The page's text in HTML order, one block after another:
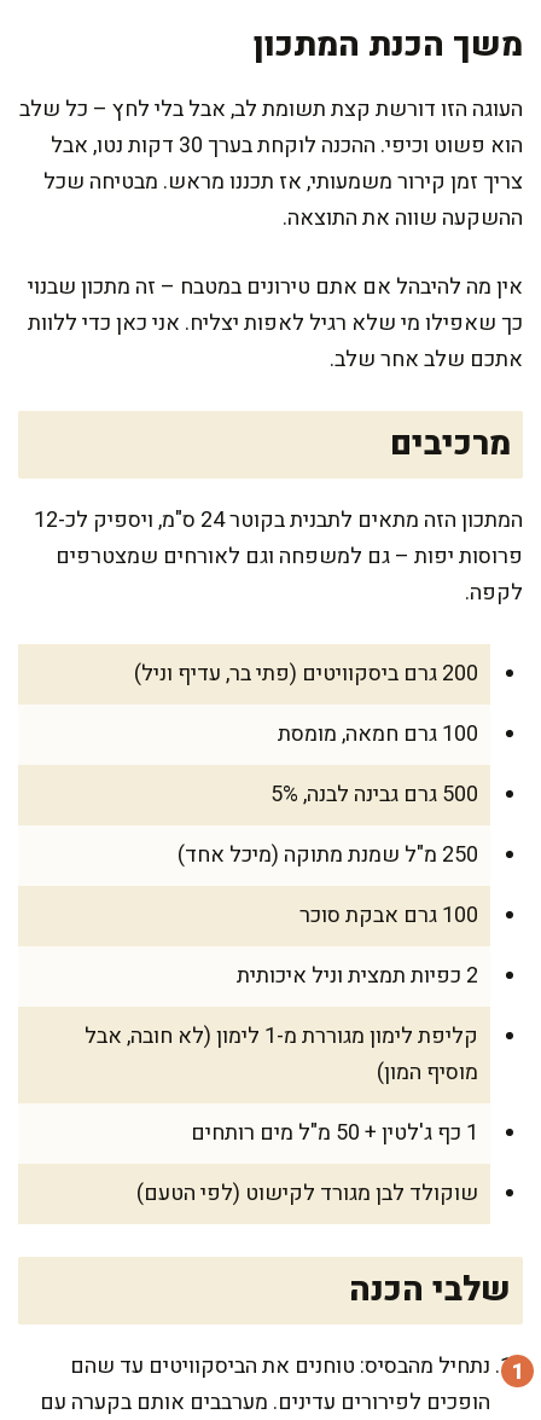
משך הכנת המתכון
העוגה הזו דורשת קצת תשומת לב, אבל בלי לחץ – כל שלב
הוא פשוט וכיפי. ההכנה לוקחת בערך 30 דקות נטו, אבל
צריך זמן קירור משמעותי, אז תכננו מראש. מבטיחה שכל
ההשקעה שווה את התוצאה.
אין מה להיבהל אם אתם טירונים במטבח – זה מתכון שבנוי
כך שאפילו מי שלא רגיל לאפות יצליח. אני כאן כדי ללוות
אתכם שלב אחר שלב.
מרכיבים
המתכון הזה מתאים לתבנית בקוטר 24 ס"מ, ויספיק לכ-12
פרוסות יפות – גם למשפחה וגם לאורחים שמצטרפים
לקפה.
200 גרם ביסקוויטים (פתי בר, עדיף וניל)
100 גרם חמאה, מומסת
500 גרם גבינה לבנה, 5%
250 מ"ל שמנת מתוקה (מיכל אחד)
100 גרם אבקת סוכר
2 כפיות תמצית וניל איכותית
קליפת לימון מגוררת מ-1 לימון (לא חובה, אבל
מוסיף המון)
1 כף ג'לטין + 50 מ"ל מים רותחים
שוקולד לבן מגורד לקישוט (לפי הטעם)
שלבי הכנה
נתחיל מהבסיס: טוחנים את הביסקוויטים עד שהם
הופכים לפירורים עדינים. מערבבים אותם בקערה עם